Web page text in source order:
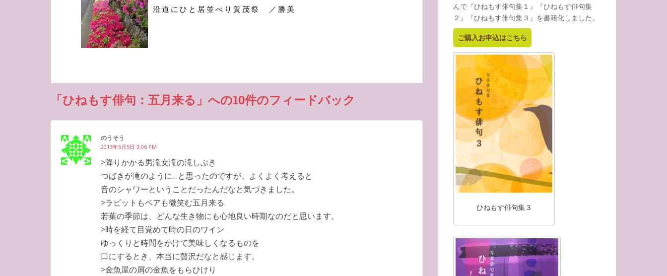
沿道にひと居並べり賀茂祭 ／勝美
「ひねもす俳句：五月来る」への10件のフィードバック
のうそう
2013年5月5日 3:06 PM
>降りかかる男滝女滝の滝しぶき
つばきが滝のように…と思ったのですが、よくよく考えると
音のシャワーということだったんだなと気づきました。
>ラビットもベアも微笑む五月来る
若葉の季節は、どんな生き物にも心地良い時期なのだと思います。
>時を経て目覚めて時の日のワイン
ゆっくりと時間をかけて美味しくなるものを
口にするとき、本当に贅沢だなと感じます。
>金魚屋の屑の金魚をもらひけり
んで『ひねもす俳句集１』『ひねもす俳句集
２』『ひねもす俳句集３』を書籍化しました。
ご購入お申込はこちら
ひねもす俳句集３